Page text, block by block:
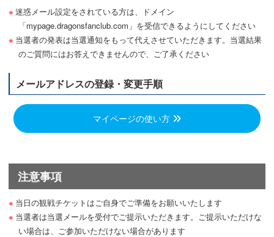
迷惑メール設定をされている方は、ドメイン
「mypage.dragonsfanclub.com」を受信できるようにしてください
当選者の発表は当選通知をもって代えさせていただきます。当選結果
のご質問にはお答えできませんので、ご了承ください
メールアドレスの登録・変更手順
マイページの使い方
注意事項
当日の観戦チケットはご自身でご準備をお願いいたします
当選者は当選メールを受付でご提示いただきます。ご提示いただけな
い場合は、ご参加いただけない場合があります